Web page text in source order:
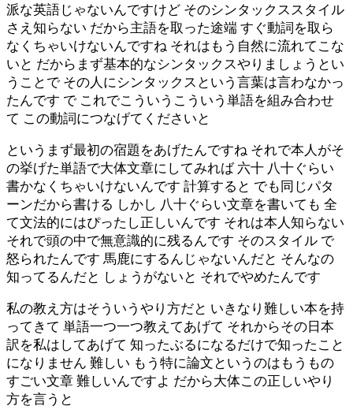
派な英語じゃないんですけど そのシンタックススタイル
さえ知らない だから主語を取った途端 すぐ動詞を取ら
なくちゃいけないんですね それはもう自然に流れてこな
いと だからまず基本的なシンタックスやりましょうとい
うことで その人にシンタックスという言葉は言わなかっ
たんです で これでこういうこういう単語を組み合わせ
て この動詞につなげてくださいと
というまず最初の宿題をあげたんですね それで本人がそ
の挙げた単語で大体文章にしてみれば 六十 八十ぐらい
書かなくちゃいけないんです 計算すると でも同じパタ
ーンだから書ける しかし 八十ぐらい文章を書いても 全
て文法的にはぴったし正しいんです それは本人知らない
それで頭の中で無意識的に残るんです そのスタイル で
怒られたんです 馬鹿にするんじゃないんだと そんなの
知ってるんだと しょうがないと それでやめたんです
私の教え方はそういうやり方だと いきなり難しい本を持
ってきて 単語一つ一つ教えてあげて それからその日本
訳を私はしてあげて 知ったぶるになるだけで知ったこと
になりません 難しい もう特に論文というのはもうもの
すごい文章 難しいんですよ だから大体この正しいやり
方を言うと